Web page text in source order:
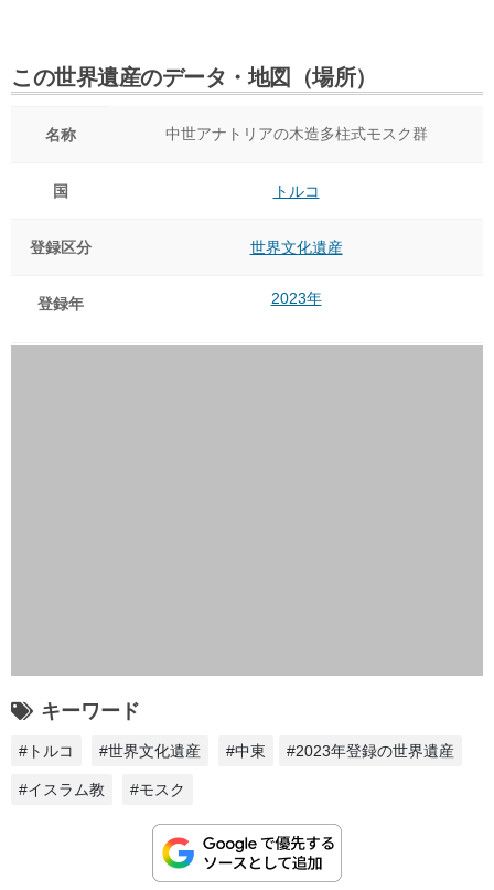
この世界遺産のデータ・地図（場所）
名称 中世アナトリアの木造多柱式モスク群
国 トルコ
登録区分 世界文化遺産
登録年 2023年
キーワード
#トルコ #世界文化遺産 #中東 #2023年登録の世界遺産
#イスラム教 #モスク